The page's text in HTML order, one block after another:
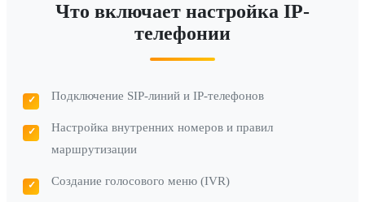
Что включает настройка IP-
телефонии
Подключение SIP-линий и IP-телефонов
Настройка внутренних номеров и правил
маршрутизации
Создание голосового меню (IVR)